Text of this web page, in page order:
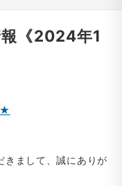
報《2024年1
★
きまして、誠にありが